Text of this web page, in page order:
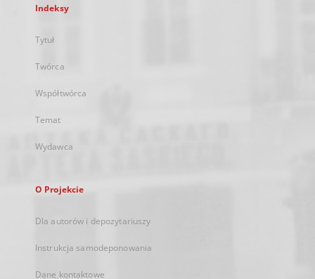
Indeksy
Tytuł
Twórca
Współtwórca
Temat
Wydawca
O Projekcie
Dla autorów i depozytariuszy
Instrukcja samodeponowania
Dane kontaktowe